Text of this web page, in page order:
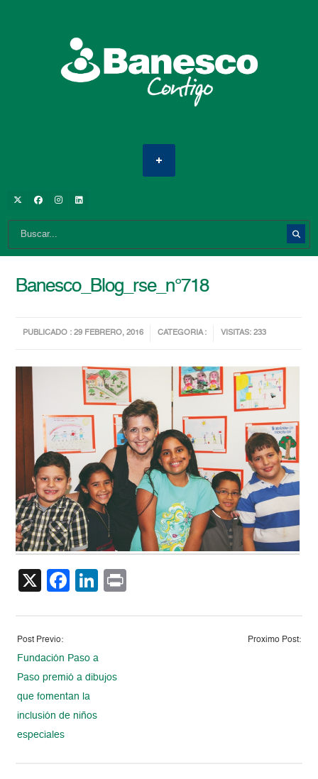
Banesco_Blog_rse_n°718
PUBLICADO : 29 FEBRERO, 2016 CATEGORIA : VISITAS: 233
X Facebook
LinkedIn
Post Previo:
Fundación Paso a
Paso premió a dibujos
que fomentan la
inclusión de niños
especiales
Proximo Post: